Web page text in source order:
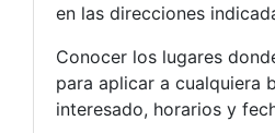
en las direcciones
Conocer los lugares
para aplicar a cualquiera
interesado, horarios y